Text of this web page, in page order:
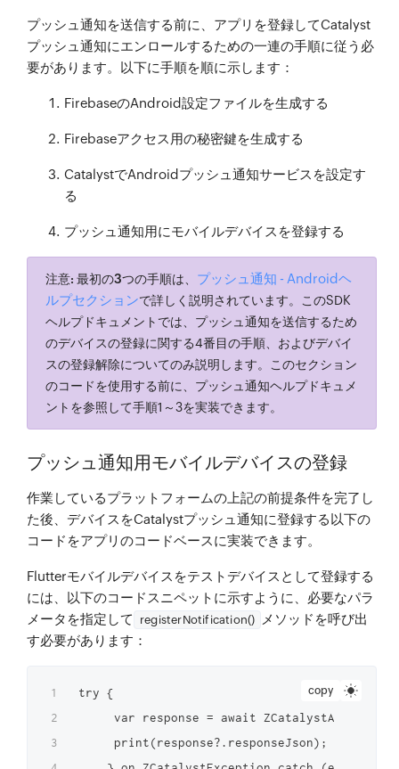
プッシュ通知を送信する前に、アプリを登録してCatalyst
プッシュ通知にエンロールするための一連の手順に従う必
要があります。以下に手順を順に示します：
FirebaseのAndroid設定ファイルを生成する
Firebaseアクセス用の秘密鍵を生成する
CatalystでAndroidプッシュ通知サービスを設定す
る
プッシュ通知用にモバイルデバイスを登録する
注意: 最初の3つの手順は、 プッシュ通知 - Androidヘ
ルプセクションで詳しく説明されています。このSDK
ヘルプドキュメントでは、プッシュ通知を送信するため
のデバイスの登録に関する4番目の手順、およびデバイ
スの登録解除についてのみ説明します。このセクション
のコードを使用する前に、プッシュ通知ヘルプドキュメ
ントを参照して手順1～3を実装できます。
プッシュ通知用モバイルデバイスの登録
作業しているプラットフォームの上記の前提条件を完了し
た後、デバイスをCatalystプッシュ通知に登録する以下の
コードをアプリのコードベースに実装できます。
Flutterモバイルデバイスをテストデバイスとして登録する
には、以下のコードスニペットに示すように、必要なパラ
メータを指定して
registerNotification()
メソッドを呼び出
す必要があります：
copy
try {
var response = await
     print(response?.responseJson);